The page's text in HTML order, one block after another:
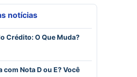
notícias
Crédito: O Que Muda?
com Nota D ou E? Você